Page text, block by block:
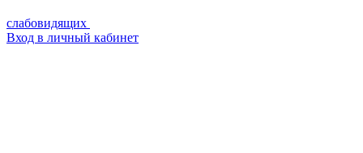
слабовидящих
Вход в личный кабинет